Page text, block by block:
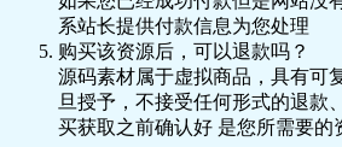
搜索加权_ev.mp4
🎥 16_6搜索排名规则—搜
搜索加权_ev.mp4
🎥 17_7搜索排名规则—如
曝光机会-_ev.mp4
🎥 17_7搜索排名规则—如
系站长提供付款信息为您处理
购买该资源后，可以退款吗？
源码素材属于虚拟商品，具有可
旦授予，不接受任何形式的退款
买获取之前确认好 是您所需要的